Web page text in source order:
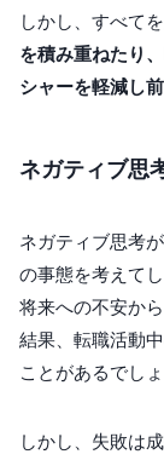
しかし、すべて
を積み重ねたり
シャーを軽減し
ネガティブ思
ネガティブ思考
の事態を考えて
将来への不安か
結果、転職活動
ことがあるでしょ
しかし、失敗は